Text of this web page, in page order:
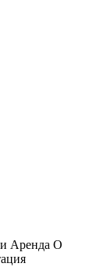
Аренда О